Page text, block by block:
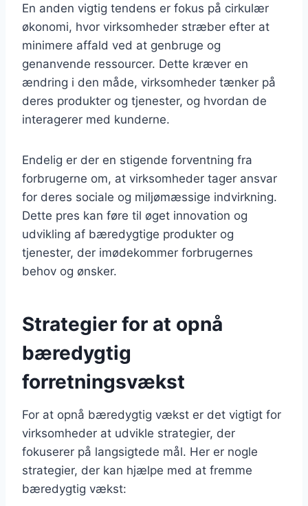
En anden vigtig tendens er fokus på cirkulær
økonomi, hvor virksomheder stræber efter at
minimere affald ved at genbruge og
genanvende ressourcer. Dette kræver en
ændring i den måde, virksomheder tænker på
deres produkter og tjenester, og hvordan de
interagerer med kunderne.
Endelig er der en stigende forventning fra
forbrugerne om, at virksomheder tager ansvar
for deres sociale og miljømæssige indvirkning.
Dette pres kan føre til øget innovation og
udvikling af bæredygtige produkter og
tjenester, der imødekommer forbrugernes
behov og ønsker.
Strategier for at opnå
bæredygtig
forretningsvækst
For at opnå bæredygtig vækst er det vigtigt for
virksomheder at udvikle strategier, der
fokuserer på langsigtede mål. Her er nogle
strategier, der kan hjælpe med at fremme
bæredygtig vækst: